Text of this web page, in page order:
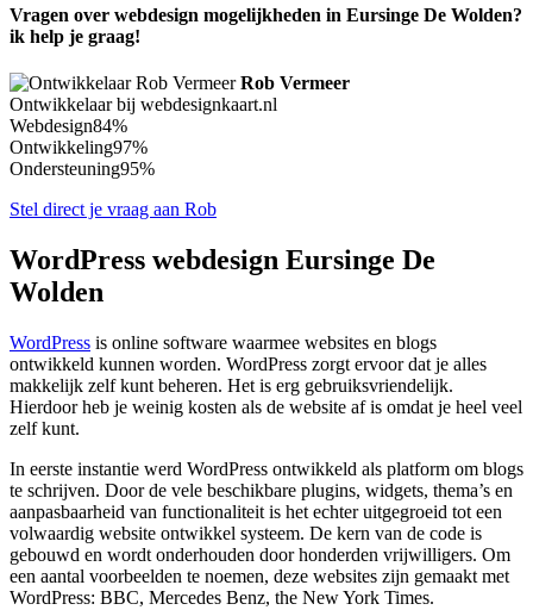
Vragen over webdesign mogelijkheden in Eursinge De Wolden?
ik help je graag!
Rob Vermeer
Ontwikkelaar bij webdesignkaart.nl
Webdesign84%
Ontwikkeling97%
Ondersteuning95%
Stel direct je vraag aan Rob
WordPress webdesign Eursinge De
Wolden
WordPress is online software waarmee websites en blogs
ontwikkeld kunnen worden. WordPress zorgt ervoor dat je alles
makkelijk zelf kunt beheren. Het is erg gebruiksvriendelijk.
Hierdoor heb je weinig kosten als de website af is omdat je heel veel
zelf kunt.
In eerste instantie werd WordPress ontwikkeld als platform om blogs
te schrijven. Door de vele beschikbare plugins, widgets, thema’s en
aanpasbaarheid van functionaliteit is het echter uitgegroeid tot een
volwaardig website ontwikkel systeem. De kern van de code is
gebouwd en wordt onderhouden door honderden vrijwilligers. Om
een aantal voorbeelden te noemen, deze websites zijn gemaakt met
WordPress: BBC, Mercedes Benz, the New York Times.